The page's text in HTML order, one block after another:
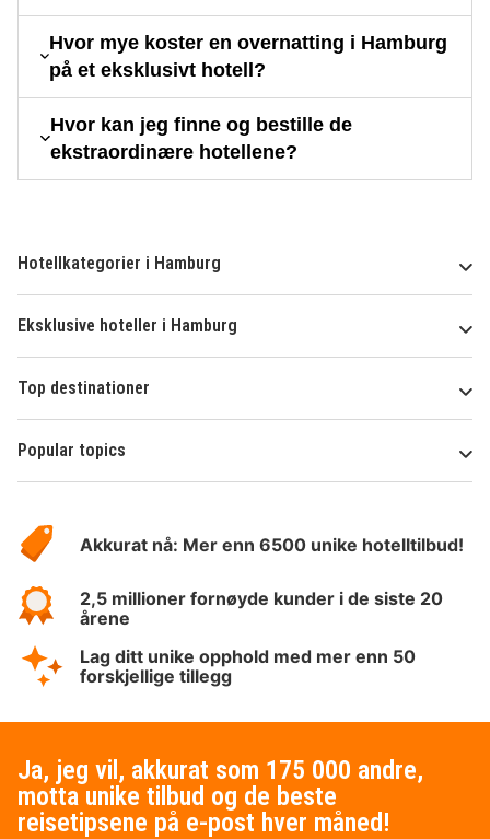
Hvor mye koster en overnatting i Hamburg
på et eksklusivt hotell?
Hvor kan jeg finne og bestille de
ekstraordinære hotellene?
Hotellkategorier i Hamburg
Eksklusive hoteller i Hamburg
Top destinationer
Popular topics
Hotelspecials
Akkurat nå: Mer enn 6500 unike hotelltilbud!
2,5 millioner fornøyde kunder i de siste 20
årene
Lag ditt unike opphold med mer enn 50
forskjellige tillegg
Ja, jeg vil, akkurat som 175 000 andre,
motta unike tilbud og de beste
reisetipsene på e-post hver måned!